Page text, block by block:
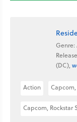
Genre:
(DC),
Action
Capcom, Rockstar